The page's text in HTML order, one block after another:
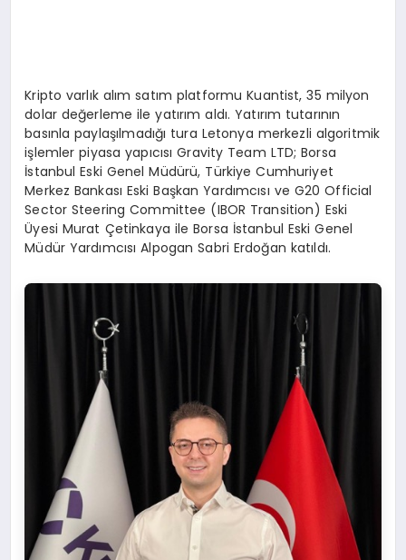
Kripto varlık alım satım platformu Kuantist, 35 milyon
dolar değerleme ile yatırım aldı. Yatırım tutarının
basınla paylaşılmadığı tura Letonya merkezli algoritmik
işlemler piyasa yapıcısı Gravity Team LTD; Borsa
İstanbul Eski Genel Müdürü, Türkiye Cumhuriyet
Merkez Bankası Eski Başkan Yardımcısı ve G20 Official
Sector Steering Committee (IBOR Transition) Eski
Üyesi Murat Çetinkaya ile Borsa İstanbul Eski Genel
Müdür Yardımcısı Alpogan Sabri Erdoğan katıldı.